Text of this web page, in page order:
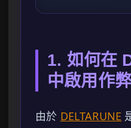
1. 如何在
中啟用作弊
由於 DELTARUNE